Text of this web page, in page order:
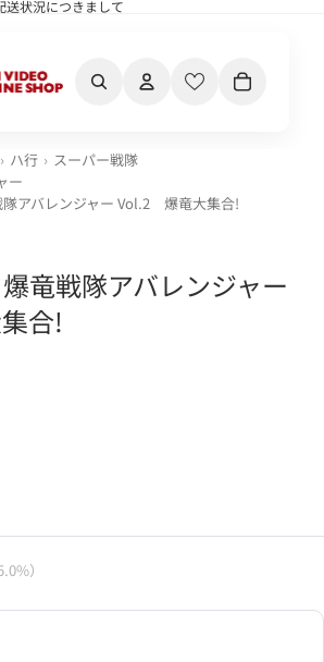
送状況につきまして
佐川急便配送状況につきまして
ハ行
スーパー戦隊
ー
アバレンジャー Vol.2 爆竜大集合!
竜戦隊アバレンジャー
合!
）